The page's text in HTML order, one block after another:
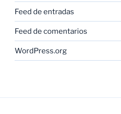
Feed de entradas
Feed de comentarios
WordPress.org